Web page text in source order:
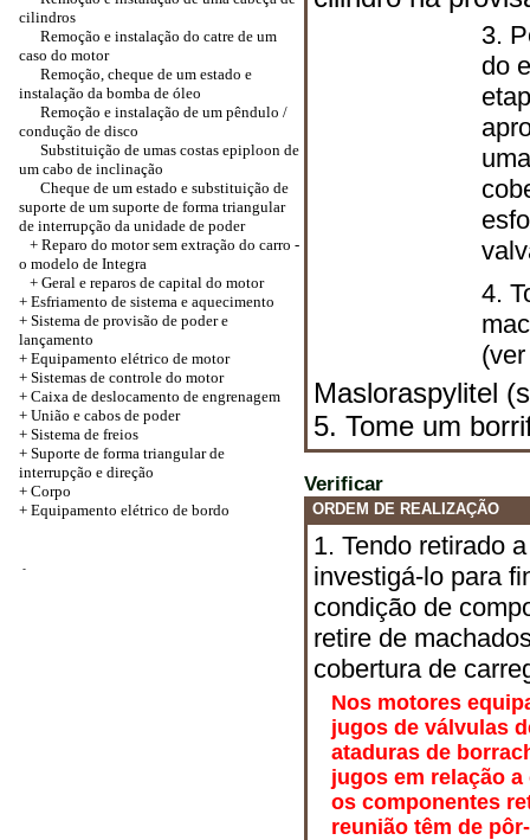
cilindros
Remoção e instalação do catre de um
caso do motor
Remoção, cheque de um estado e
instalação da bomba de óleo
Remoção e instalação de um pêndulo /
condução de disco
Substituição de umas costas epiploon de
um cabo de inclinação
Cheque de um estado e substituição de
suporte de um suporte de forma triangular
de interrupção da unidade de poder
+ Reparo do motor sem extração do carro -
o modelo de Integra
+ Geral e reparos de capital do motor
+ Esfriamento de sistema e aquecimento
+ Sistema de provisão de poder e
lançamento
+ Equipamento elétrico de motor
+ Sistemas de controle do motor
+ Caixa de deslocamento de engrenagem
+ União e cabos de poder
+ Sistema de freios
+ Suporte de forma triangular de
interrupção e direção
+ Corpo
+ Equipamento elétrico de bordo
-
3.
do
4.
Masloraspylitel
5. Tome um
Verificar
ORDEM DE REALIZAÇÃO
1. Tendo retirado
investigá-lo para
condição de
retire de
cobertura de
Nos motores
jugos de válvulas
ataduras de
jugos em relação
os componentes
reunião têm de